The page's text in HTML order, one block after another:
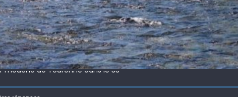
!
mouche de Tourenne dans le 33
( 63 )